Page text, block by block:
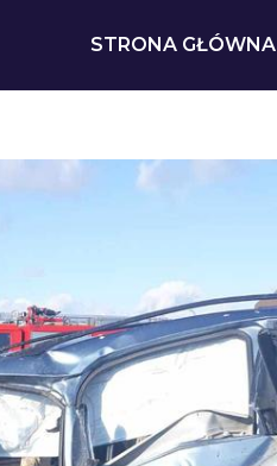
STRONA GŁÓWNA